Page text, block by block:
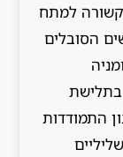
למתח
הסובלים
התמודדות